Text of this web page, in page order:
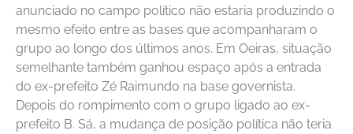
anunciado no campo político não estaria produzindo o
mesmo efeito entre as bases que acompanharam o
grupo ao longo dos últimos anos. Em Oeiras, situação
semelhante também ganhou espaço após a entrada
do ex-prefeito Zé Raimundo na base governista.
Depois do rompimento com o grupo ligado ao ex-
prefeito B. Sá, a mudança de posição política não teria